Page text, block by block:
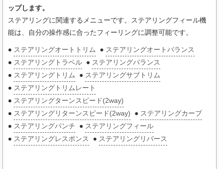
ップします。
ステアリングに関連するメニューです。ステアリングフィール機
能は、自分の操作感に合ったフィーリングに調整可能です。
● ステアリングオートトリム ● ステアリングオートバランス
● ステアリングトラベル ● ステアリングバランス
● ステアリングトリム ● ステアリングサブトリム
● ステアリングトリムレート
● ステアリングターンスピード(2way)
● ステアリングリターンスピード(2way) ● ステアリングカーブ
● ステアリングパンチ ● ステアリングフィール
● ステアリングレスポンス ● ステアリングリバース